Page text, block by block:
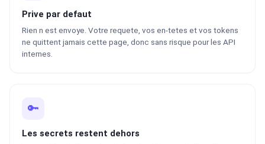
Prive par defaut
Rien n est envoye. Votre requete, vos en-tetes et vos tokens
ne quittent jamais cette page, donc sans risque pour les API
internes.
🔑
Les secrets restent dehors